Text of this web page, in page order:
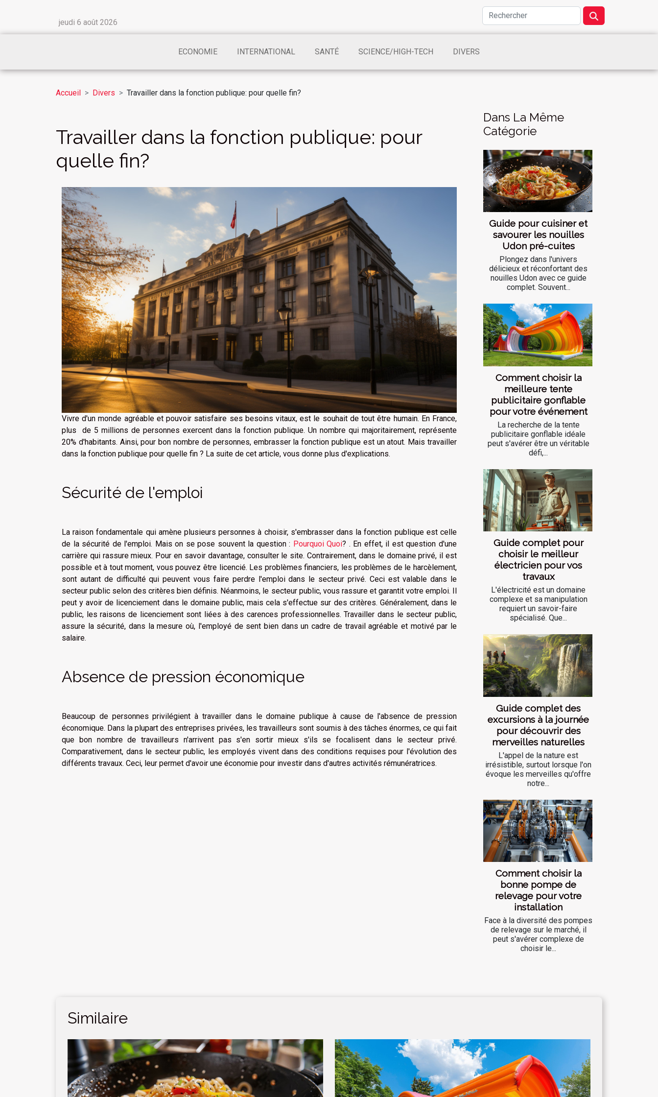
jeudi 6 août 2026
ECONOMIE INTERNATIONAL SANTÉ SCIENCE/HIGH-TECH DIVERS
Accueil Divers Travailler dans la fonction publique: pour quelle fin?
Travailler dans la fonction publique: pour
quelle fin?
Vivre d'un monde agréable et pouvoir satisfaire ses besoins vitaux, est le souhait de tout être humain. En France,
plus de 5 millions de personnes exercent dans la fonction publique. Un nombre qui majoritairement, représente
20% d'habitants. Ainsi, pour bon nombre de personnes, embrasser la fonction publique est un atout. Mais travailler
dans la fonction publique pour quelle fin ? La suite de cet article, vous donne plus d'explications.
Sécurité de l'emploi
La raison fondamentale qui amène plusieurs personnes à choisir, s'embrasser dans la fonction publique est celle
de la sécurité de l'emploi. Mais on se pose souvent la question : Pourquoi Quoi? . En effet, il est question d'une
carrière qui rassure mieux. Pour en savoir davantage, consulter le site. Contrairement, dans le domaine privé, il est
possible et à tout moment, vous pouvez être licencié. Les problèmes financiers, les problèmes de le harcèlement,
sont autant de difficulté qui peuvent vous faire perdre l'emploi dans le secteur privé. Ceci est valable dans le
secteur public selon des critères bien définis. Néanmoins, le secteur public, vous rassure et garantit votre emploi. Il
peut y avoir de licenciement dans le domaine public, mais cela s'effectue sur des critères. Généralement, dans le
public, les raisons de licenciement sont liées à des carences professionnelles. Travailler dans le secteur public,
assure la sécurité, dans la mesure où, l'employé de sent bien dans un cadre de travail agréable et motivé par le
salaire.
Absence de pression économique
Beaucoup de personnes privilégient à travailler dans le domaine publique à cause de l'absence de pression
économique. Dans la plupart des entreprises privées, les travailleurs sont soumis à des tâches énormes, ce qui fait
que bon nombre de travailleurs n'arrivent pas s'en sortir mieux s'ils se focalisent dans le secteur privé.
Comparativement, dans le secteur public, les employés vivent dans des conditions requises pour l'évolution des
différents travaux. Ceci, leur permet d'avoir une économie pour investir dans d'autres activités rémunératrices.
Dans La Même
Catégorie
Guide pour cuisiner et
savourer les nouilles
Udon pré-cuites
Plongez dans l'univers
délicieux et réconfortant des
nouilles Udon avec ce guide
complet. Souvent...
Comment choisir la
meilleure tente
publicitaire gonflable
pour votre événement
La recherche de la tente
publicitaire gonflable idéale
peut s'avérer être un véritable
défi,...
Guide complet pour
choisir le meilleur
électricien pour vos
travaux
L'électricité est un domaine
complexe et sa manipulation
requiert un savoir-faire
spécialisé. Que...
Guide complet des
excursions à la journée
pour découvrir des
merveilles naturelles
L'appel de la nature est
irrésistible, surtout lorsque l'on
évoque les merveilles qu'offre
notre...
Comment choisir la
bonne pompe de
relevage pour votre
installation
Face à la diversité des pompes
de relevage sur le marché, il
peut s'avérer complexe de
choisir le...
Similaire